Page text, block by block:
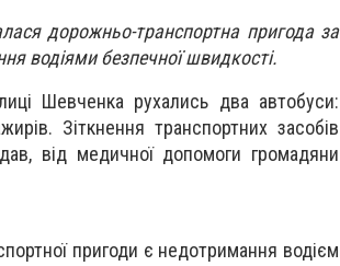
дорожньо-транспортна пригода за
водіями безпечної швидкості.
Шевченка рухались два автобуси:
Зіткнення транспортних засобів
від медичної допомоги громадяни
пригоди є недотримання водієм